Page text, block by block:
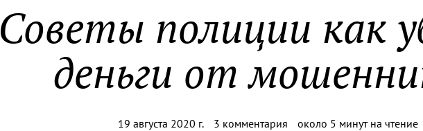
Советы полиции как
деньги от
19 августа 2020 г. 3 комментария около 5 минут на чтение